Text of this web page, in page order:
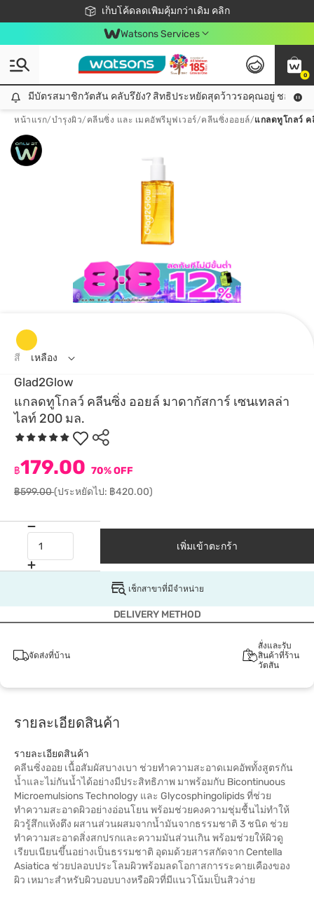
เก็บโค้ดลดเพิ่มคุ้มกว่าเดิม คลิก
ชอปออนไลน์ครั้งแรก ลดเพิ่มจุก ๆ 10%! 🎉
📦ส่งฟรี! เมื่อชอป 499฿
สมาชิกวัตสัน คลับดียังไง?
Watsons Services
0
มีบัตรสมาชิกวัตสัน คลับรึยัง? สิทธิประหยัดสุดว้าวรอคุณอยู่ ชอปคุ้มกว่าเดิม คลิก!
มีบัตรสมาชิกวัตสัน คลับรึยัง? สิทธิประหยัดสุดว้าวรอคุณอยู่ ชอปคุ้มก
หน้าแรก/บำรุงผิว/ คลีนซิ่ง และ เมคอัพรีมูฟเวอร์/คลีนซิ่งออยล์/แกลดทูโกลว์ ค
Glad2Glow
แกลดทูโกลว์ คลีนซิ่ง ออยล์ มาดากัสการ์ เซนเทลล่า
ไลท์ 200 มล.
฿179.00 70% OFF
฿599.00(ประหยัดไป: ฿420.00)
สี เหลือง
เพิ่มเข้าตะกร้า
เช็กสาขาที่มีจำหน่าย
DELIVERY METHOD
จัดส่งที่บ้าน
สั่งและรับ
สินค้าที่ร้าน
วัตสัน
รายละเอียดสินค้า
รายละเอียดสินค้า
คลีนซิ่งออย เนื้อสัมผัสบางเบา ช่วยทำความสะอาดเมคอัพทั้งสูตรกัน
น้ำและไม่กันน้ำได้อย่างมีประสิทธิภาพ มาพร้อมกับ Bicontinuous
Microemulsions Technology และ Glycosphingolipids ที่ช่วย
ทำความสะอาดผิวอย่างอ่อนโยน พร้อมช่วยคงความชุ่มชื้นไม่ทำให้
ผิวรู้สึกแห้งตึง ผสานส่วนผสมจากน้ำมันจากธรรมชาติ 3 ชนิด ช่วย
ทำความสะอาดสิ่งสกปรกและความมันส่วนเกิน พร้อมช่วยให้ผิวดู
เรียบเนียนขึ้นอย่างเป็นธรรมชาติ อุดมด้วยสารสกัดจาก Centella
Asiatica ช่วยปลอบประโลมผิวพร้อมลดโอกาสการระคายเคืองของ
ผิว เหมาะสำหรับผิวบอบบางหรือผิวที่มีแนวโน้มเป็นสิวง่าย